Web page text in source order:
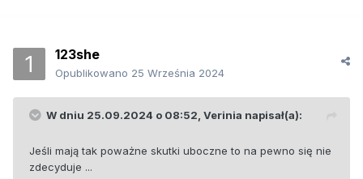
123she
Opublikowano 25 Września 2024
W dniu 25.09.2024 o 08:52, Verinia napisał(a):
Jeśli mają tak poważne skutki uboczne to na pewno się nie
zdecyduje ...